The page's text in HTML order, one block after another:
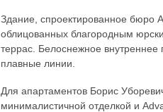
Здание, спроектированное бюро
облицованных благородным
террас. Белоснежное
плавные линии.
Для апартаментов Борис
минималистичной отделкой и